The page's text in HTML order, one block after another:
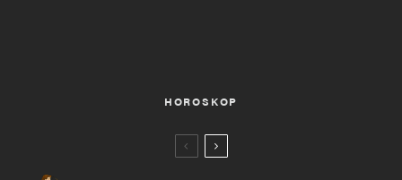
HOROSKOP